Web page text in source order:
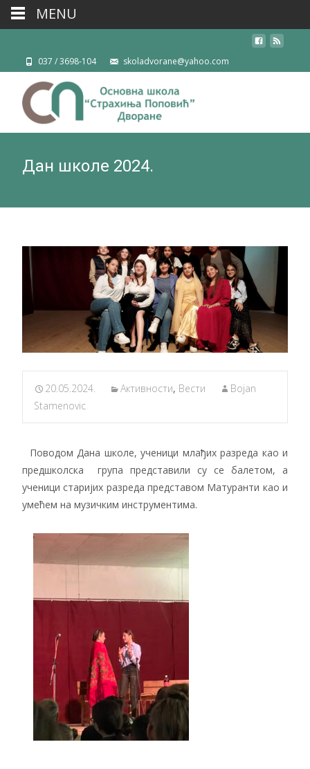
037 / 3698-104 skoladvorane@yahoo.com
Дан школе 2024.
20.05.2024. Активности, Вести
Bojan
Stamenovic
Поводом Дана школе, ученици млађих разреда као и
предшколска група представили су се балетом, а
ученици старијих разреда представом Матуранти као и
умећем на музичким инструментима.
MENU